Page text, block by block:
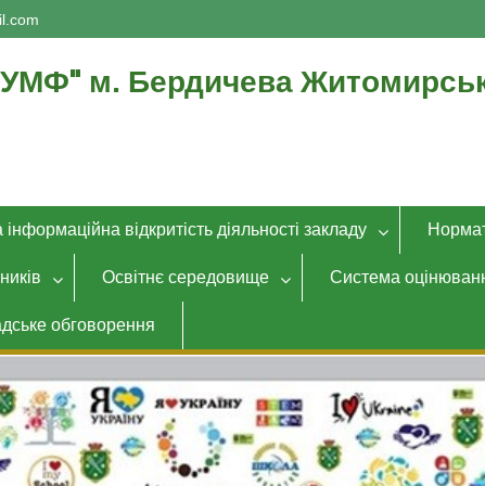
м. Бердичева
інформаційна відкритість діяльності закладу
Освітнє середовище Система
обговорення